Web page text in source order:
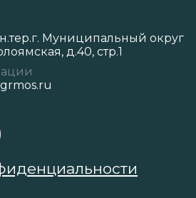
Муниципальный округ
д.40, стр.1